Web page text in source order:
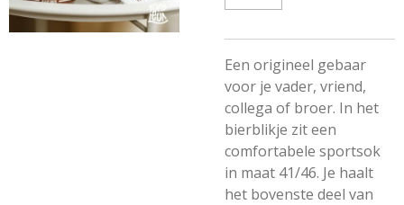
Een origineel gebaar
voor je vader, vriend,
collega of broer. In het
bierblikje zit een
comfortabele sportsok
in maat 41/46. Je haalt
het bovenste deel van